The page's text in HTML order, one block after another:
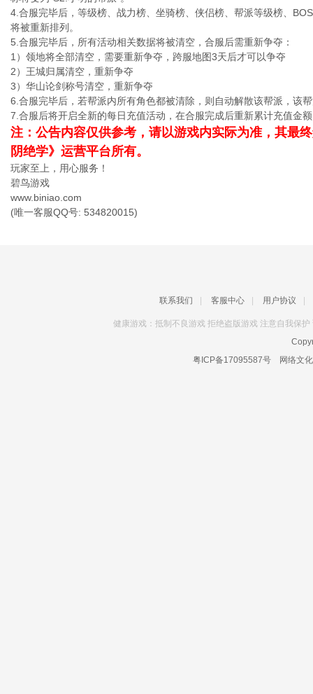
4.合服完毕后，等级榜、战力榜、坐骑榜、侠侣榜、帮派等级榜、
将被重新排列。
5.合服完毕后，所有活动相关数据将被清空，合服后需重新争夺：
1）领地将全部清空，需要重新争夺，跨服地图3天后才可以争夺
2）王城归属清空，重新争夺
3）华山论剑称号清空，重新争夺
6.合服完毕后，若帮派内所有角色都被清除，则自动解散该帮派，该
7.合服后将开启全新的每日充值活动，在合服完成后重新累计充值金
注：公告内容仅供参考，请以游戏内实际为准，其最
阴绝学》运营平台所有。
玩家至上，用心服务！
碧鸟游戏
www.biniao.com
(唯一客服QQ号: 534820015)
联系我们 客服中心 用户协议
健康游戏：抵制不良游戏 拒绝盗版游戏 注意自我保
粤ICP备17095587号
网络文